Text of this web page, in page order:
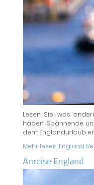
Lesen Sie, was
haben. Spannende
dem Englandurlaub
Mehr lesen: England
Anreise England